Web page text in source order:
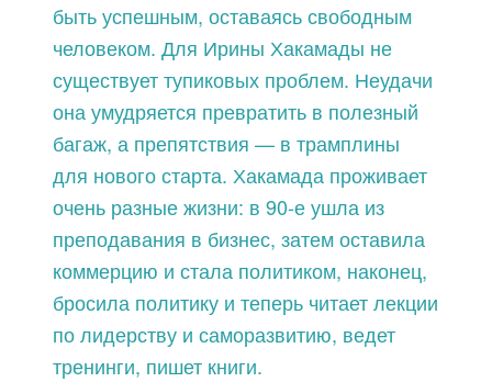
быть успешным, оставаясь свободным
человеком. Для Ирины Хакамады не
существует тупиковых проблем. Неудачи
она умудряется превратить в полезный
багаж, а препятствия — в трамплины
для нового старта. Хакамада проживает
очень разные жизни: в 90-е ушла из
преподавания в бизнес, затем оставила
коммерцию и стала политиком, наконец,
бросила политику и теперь читает лекции
по лидерству и саморазвитию, ведет
тренинги, пишет книги.